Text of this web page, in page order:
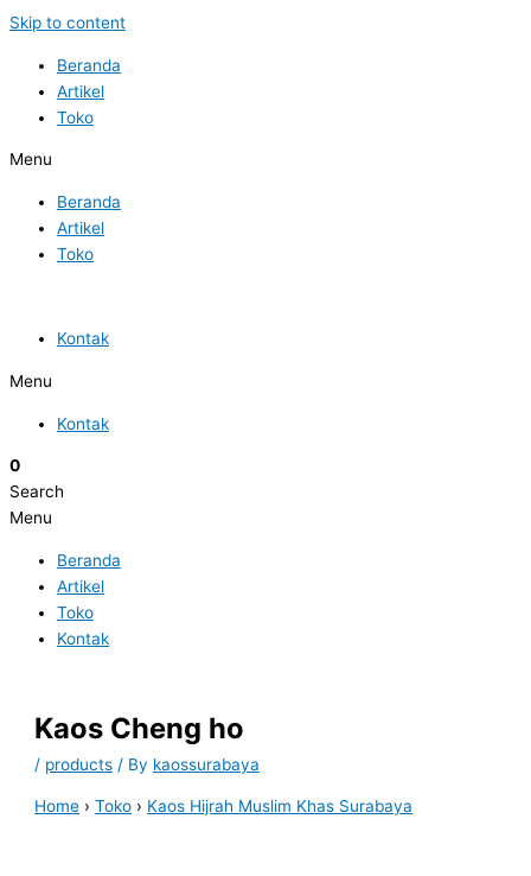
Skip to content
Beranda
Artikel
Toko
Menu
Beranda
Artikel
Toko
Kontak
Menu
Kontak
0
Search
Menu
Beranda
Artikel
Toko
Kontak
Kaos Cheng ho
/ products / By kaossurabaya
Home ›Toko › Kaos Hijrah Muslim Khas Surabaya